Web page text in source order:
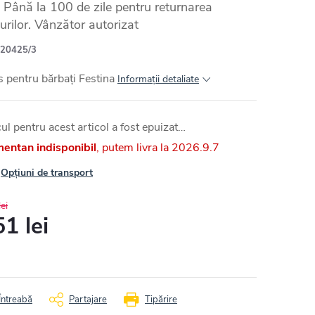
Până la 100 de zile pentru returnarea
Vânzător autorizat
20425/3
pentru bărbați Festina Informaţii detaliate
pentru acest articol a fost epuizat…
indisponibil
2026.9.7
Opțiuni de transport
lei
Tipărire
Întreabă Partajare